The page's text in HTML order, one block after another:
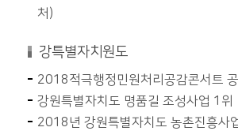
처)
강특별자치원도
2018적극행정민원처리공감콘서트
강원특별자치도 명품길 조성사업 1위
2018년 강원특별자치도 농촌진흥사